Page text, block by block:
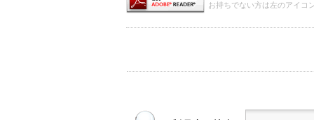
お持ちでない方は左のアイコ